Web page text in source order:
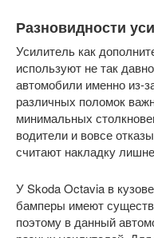
Разновидности
Усилитель как
используют не так
автомобили именно из-
различных поломок
минимальных
водители и вовсе
считают накладку
У Skoda Octavia в
бамперы имеют
поэтому в данный